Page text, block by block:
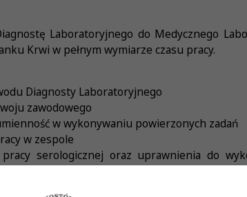
Laboratoryjnego do Medycznego
Krwi w pełnym wymiarze czasu pracy.
Diagnosty Laboratoryjnego
zawodowego
w wykonywaniu powierzonych zadań
w zespole
serologicznej oraz uprawnienia do